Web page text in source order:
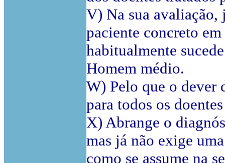
V) Na sua avaliação,
paciente concreto
habitualmente
Homem médio.
W) Pelo que o dever
para todos os
X) Abrange o
mas já não exige
como se assume na